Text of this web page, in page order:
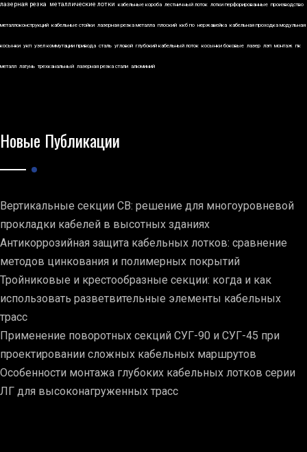
лазерная резка металлические лотки кабельные короба лестничный лоток лотки перфорированные производство
металлоконструкций кабельные стойки лазерная резка металла плоский ккб по нержавейка кабельная проходка модульная
косынки укп узел коммутации привода сталь угловой глубокий кабельный лоток косынки боковые лазер лэп монтаж пк
металл латунь трехканальный лазерная резка стали алюминий
Новые Публикации
Вертикальные секции СВ: решение для многоуровневой
прокладки кабелей в высотных зданиях
Антикоррозийная защита кабельных лотков: сравнение
методов цинкования и полимерных покрытий
Тройниковые и крестообразные секции: когда и как
использовать разветвительные элементы кабельных
трасс
Применение поворотных секций СУГ-90 и СУГ-45 при
проектировании сложных кабельных маршрутов
Особенности монтажа глубоких кабельных лотков серии
ЛГ для высоконагруженных трасс